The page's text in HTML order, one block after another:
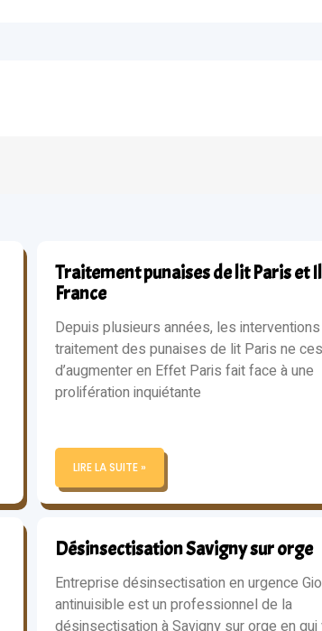
Traitement punaises de lit Paris et
France
Depuis plusieurs années, les
traitement des punaises de lit Paris ne
d’augmenter en Effet Paris fait face à une
prolifération inquiétante
LIRE LA SUITE »
Désinsectisation Savigny sur orge
Entreprise désinsectisation en urgence
antinuisible est un professionnel de la